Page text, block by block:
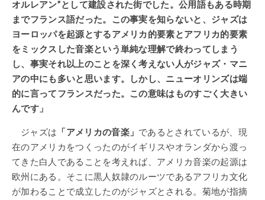
オルレアン”として建設された街でした。公用語もある時期
までフランス語だった。この事実を知らないと、ジャズは
ヨーロッパを起源とするアメリカ的要素とアフリカ的要素
をミックスした音楽という単純な理解で終わってしまう
し、事実それ以上のことを深く考えない人がジャズ・マニ
アの中にも多いと思います。しかし、ニューオリンズは端
的に言ってフランスだった。この意味はものすごく大きい
んです」
ジャズは 「アメリカの音楽」 であるとされているが、現
在のアメリカをつくったのがイギリスやオランダから渡っ
てきた白人であることを考えれば、アメリカ音楽の起源は
欧州にある。そこに黒人奴隷のルーツであるアフリカ文化
が加わることで成立したのがジャズとされる。菊地が指摘